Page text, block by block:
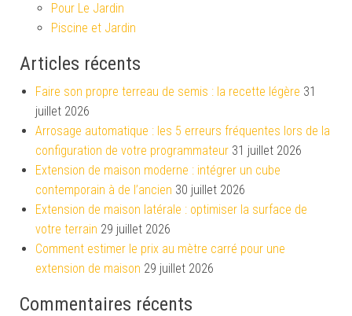
Pour Le Jardin
Piscine et Jardin
Articles récents
Faire son propre terreau de semis : la recette légère 31
juillet 2026
Arrosage automatique : les 5 erreurs fréquentes lors de la
configuration de votre programmateur 31 juillet 2026
Extension de maison moderne : intégrer un cube
contemporain à de l’ancien 30 juillet 2026
Extension de maison latérale : optimiser la surface de
votre terrain 29 juillet 2026
Comment estimer le prix au mètre carré pour une
extension de maison 29 juillet 2026
Commentaires récents